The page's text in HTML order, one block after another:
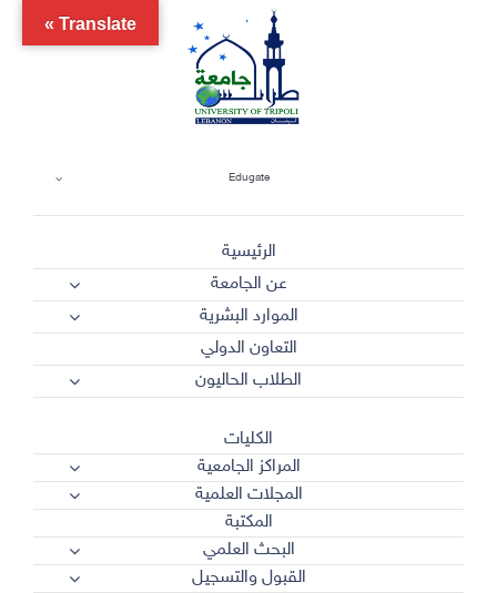
Edugate
الرئيسية
عن الجامعة
الموارد البشرية
التعاون الدولي
الطلاب الحاليون
الكليات
المراكز الجامعية
المجلات العلمية
المكتبة
البحث العلمي
القبول والتسجيل
Translate »